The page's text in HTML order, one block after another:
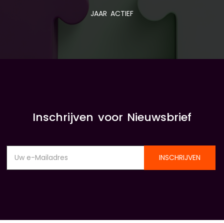
JAAR ACTIEF
Inschrijven voor Nieuwsbrief
INSCHRIJVEN